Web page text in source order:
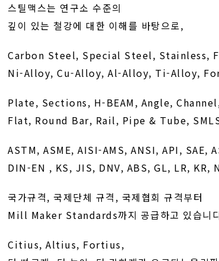
스틸맥스는 연구소 수준의
깊이 있는 철강에 대한 이해를 바탕으로,
Carbon Steel, Special Steel, Stainless,
Ni-Alloy, Cu-Alloy, Al-Alloy, Ti-Alloy,
Plate, Sections, H-BEAM, Angle,
Flat, Round Bar, Rail, Pipe & Tube,
ASTM, ASME, AISI-AMS, ANSI, API, SAE,
DIN-EN , KS, JIS, DNV, ABS, GL, LR, KR,
국가규격, 국제단체 규격, 국제협회 규격부터
Mill Maker Standards까지 공급하고 있습니
Citius, Altius, Fortius,